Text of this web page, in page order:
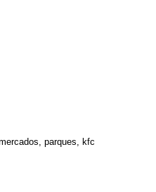
parques, kfc